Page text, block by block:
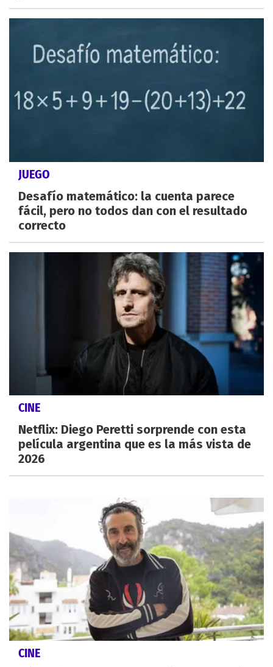
JUEGO
Desafío matemático: la cuenta parece
fácil, pero no todos dan con el resultado
correcto
CINE
Netflix: Diego Peretti sorprende con esta
película argentina que es la más vista de
2026
CINE